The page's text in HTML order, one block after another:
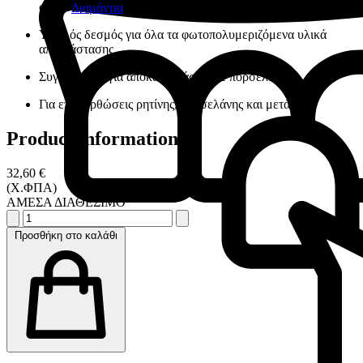
Διαμάντια
σύνθετη ρητίνη, compomer, μέταλλο και κεραμικό υλικό
Υψηλός δεσμός για όλα τα φωτοπολυμεριζόμενα υλικά
αποκτάστασης
Συγκόλληση για αποκαταστάσεις με πορσελάνη
Για επιδιορθώσεις ρητίνης, πορσελάνης και μετάλλου
Product information
32,60 €
(Χ.ΦΠΑ)
ΑΜΕΣΑ ΔΙΑΘΕΣΙΜΟ
Προσθήκη στο καλάθι